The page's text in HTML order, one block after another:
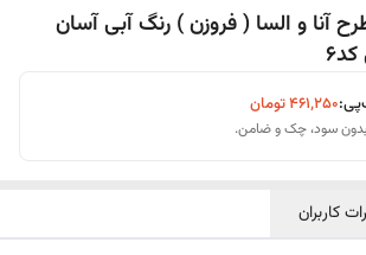
آنا و السا ( فروزن ) رنگ آبی آسان
۴۶۱٬۲۵۰تومان
کاربران